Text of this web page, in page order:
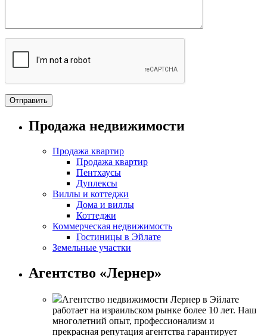
Продажа недвижимости
Продажа квартир
Продажа квартир
Пентхаусы
Дуплексы
Виллы и коттеджи
Дома и виллы
Коттеджи
Коммерческая недвижимость
Гостиницы в Эйлате
Земельные участки
Агентство «Лернер»
Агентство недвижимости Лернер в Эйлате
работает на израильском рынке более 10 лет. Наш
многолетний опыт, профессионализм и
прекрасная репутация агентства гарантирует